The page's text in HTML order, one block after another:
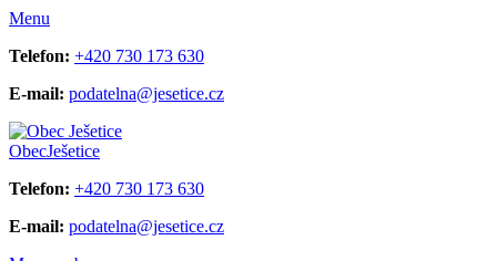
Menu
Telefon: +420 730 173 630
E-mail: podatelna@jesetice.cz
ObecJešetice
Telefon: +420 730 173 630
E-mail: podatelna@jesetice.cz